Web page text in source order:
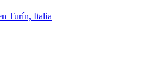
Turín, Italia